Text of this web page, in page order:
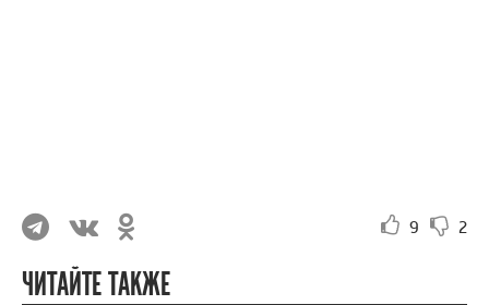
9 2
ЧИТАЙТЕ ТАКЖЕ